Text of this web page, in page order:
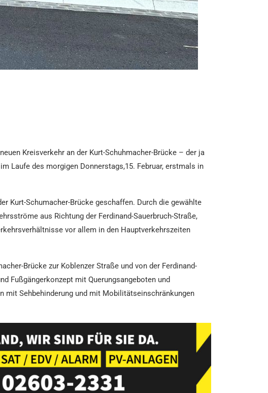
Kreisverkehr an der Kurt-Schuhmacher-Brücke – der ja
Laufe des morgigen Donnerstags,15. Februar, erstmals in
Kurt-Schumacher-Brücke geschaffen. Durch die gewählte
aus Richtung der Ferdinand-Sauerbruch-Straße,
vor allem in den Hauptverkehrszeiten
Brücke zur Koblenzer Straße und von der Ferdinand-
Fußgängerkonzept mit Querungsangeboten und
mit Sehbehinderung und mit Mobilitätseinschränkungen